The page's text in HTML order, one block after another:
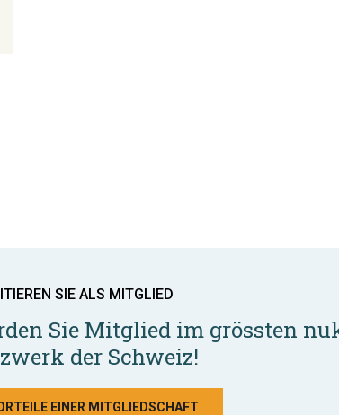
SIE ALS MITGLIED
Sie Mitglied im grössten
der Schweiz!
EINER MITGLIEDSCHAFT